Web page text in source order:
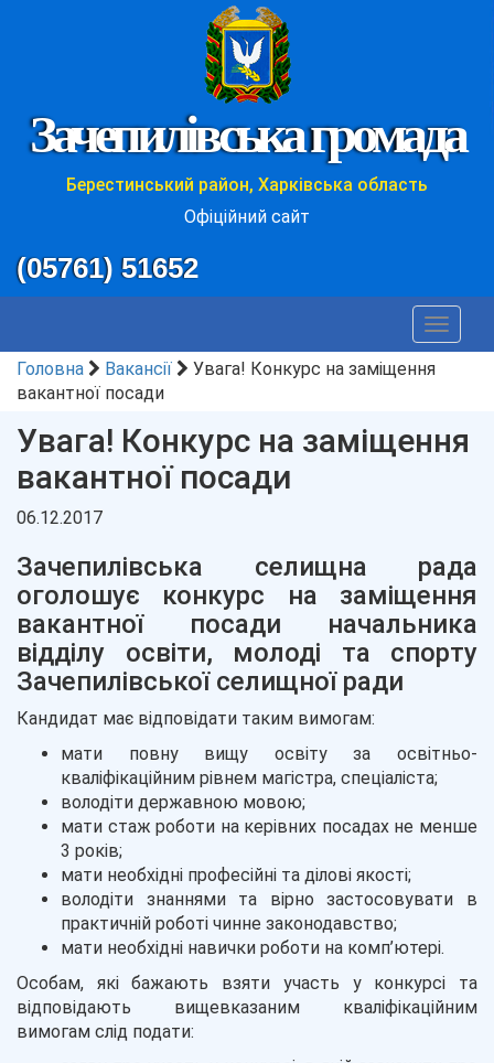
Зачепилівська громада
Берестинський район, Харківська область
Офіційний сайт
(05761) 51652
Toggle
Головна
Вакансії
Увага! Конкурс на заміщення
вакантної посади
Увага! Конкурс на заміщення
вакантної посади
06.12.2017
Зачепилівська селищна рада
оголошує конкурс на заміщення
вакантної посади начальника
відділу освіти, молоді та спорту
Зачепилівської селищної ради
Кандидат має відповідати таким вимогам:
мати повну вищу освіту за освітньо-
кваліфікаційним рівнем магістра, спеціаліста;
володіти державною мовою;
мати стаж роботи на керівних посадах не менше
3 років;
мати необхідні професійні та ділові якості;
володіти знаннями та вірно застосовувати в
практичній роботі чинне законодавство;
мати необхідні навички роботи на комп’ютері.
Особам, які бажають взяти участь у конкурсі та
відповідають вищевказаним кваліфікаційним
вимогам слід подати: